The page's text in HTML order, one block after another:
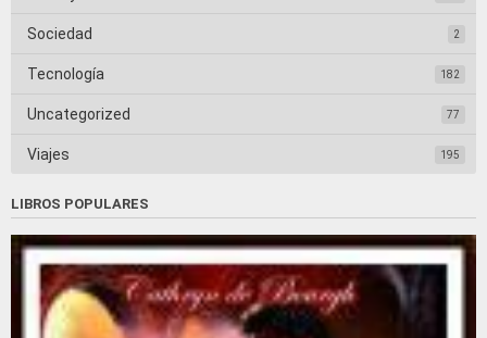
Sociedad 2
Tecnología 182
Uncategorized 77
Viajes 195
LIBROS POPULARES